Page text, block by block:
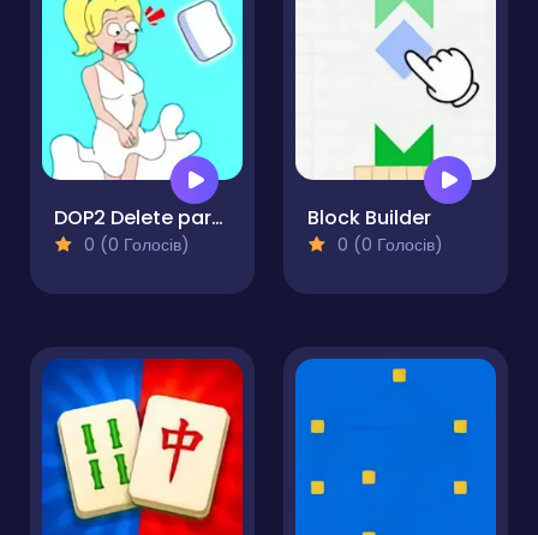
DOP2 Delete part in Love Story
0 (0 Голосів)
Block Builder
0 (0 Голосів)